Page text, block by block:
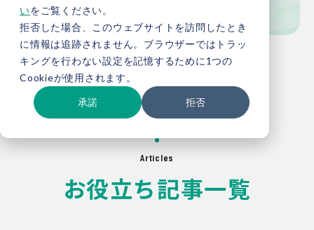
いをご覧ください。
拒否した場合、このウェブサイトを訪問したとき
に情報は追跡されません。ブラウザーではトラッ
キングを行わない設定を記憶するために1つの
Cookieが使用されます。
承諾 拒否
TOP お役立ち情報
Articles
お役立ち記事一覧